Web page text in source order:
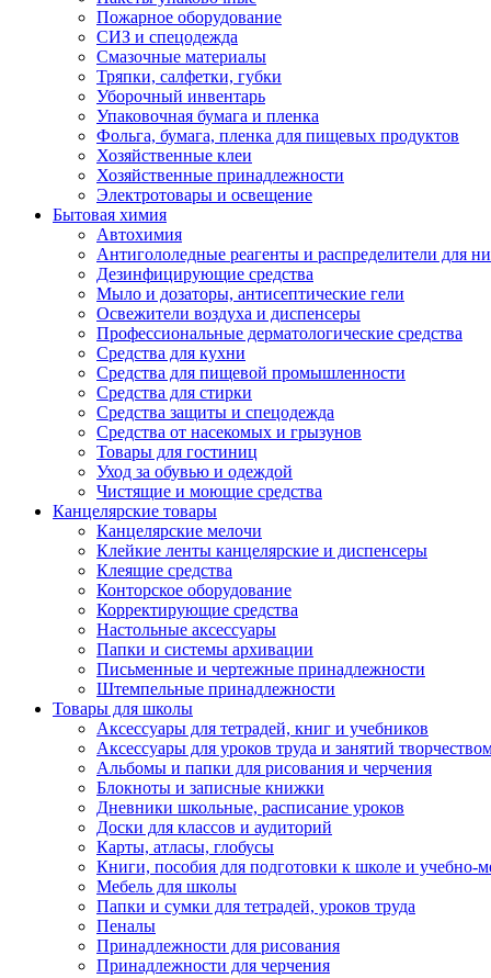
Пожарное оборудование
СИЗ и спецодежда
Смазочные материалы
Тряпки, салфетки, губки
Уборочный инвентарь
Упаковочная бумага и пленка
Фольга, бумага, пленка для пищевых продуктов
Хозяйственные клеи
Хозяйственные принадлежности
Электротовары и освещение
Бытовая химия
Автохимия
Антигололедные реагенты и распределители для
Дезинфицирующие средства
Мыло и дозаторы, антисептические гели
Освежители воздуха и диспенсеры
Профессиональные дерматологические средства
Средства для кухни
Средства для пищевой промышленности
Средства для стирки
Средства защиты и спецодежда
Средства от насекомых и грызунов
Товары для гостиниц
Уход за обувью и одеждой
Чистящие и моющие средства
Канцелярские товары
Канцелярские мелочи
Клейкие ленты канцелярские и диспенсеры
Клеящие средства
Конторское оборудование
Корректирующие средства
Настольные аксессуары
Папки и системы архивации
Письменные и чертежные принадлежности
Штемпельные принадлежности
Товары для школы
Аксессуары для тетрадей, книг и учебников
Аксессуары для уроков труда и занятий
Альбомы и папки для рисования и черчения
Блокноты и записные книжки
Дневники школьные, расписание уроков
Доски для классов и аудиторий
Карты, атласы, глобусы
Книги, пособия для подготовки к школе и учебно-
Мебель для школы
Папки и сумки для тетрадей, уроков труда
Пеналы
Принадлежности для рисования
Принадлежности для черчения